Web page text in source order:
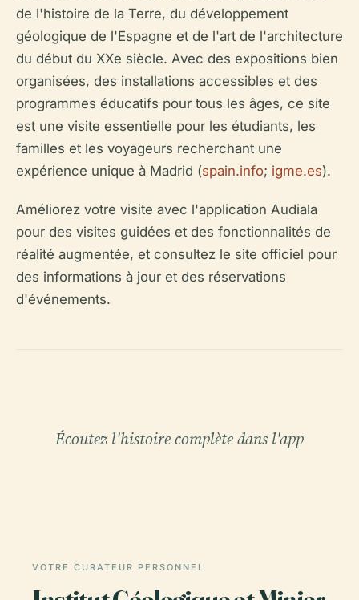
de l'histoire de la Terre, du développement
géologique de l'Espagne et de l'art de l'architecture
du début du XXe siècle. Avec des expositions bien
organisées, des installations accessibles et des
programmes éducatifs pour tous les âges, ce site
est une visite essentielle pour les étudiants, les
familles et les voyageurs recherchant une
expérience unique à Madrid (spain.info; igme.es).
Améliorez votre visite avec l'application Audiala
pour des visites guidées et des fonctionnalités de
réalité augmentée, et consultez le site officiel pour
des informations à jour et des réservations
d'événements.
Écoutez l'histoire complète dans l'app
VOTRE CURATEUR PERSONNEL